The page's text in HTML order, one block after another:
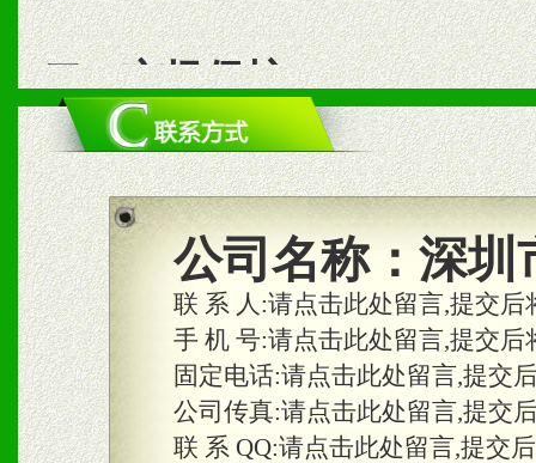
二、市场保护
1、统一市场价格；建立全
商利润。
2、区域独家经营；建立区
合作关系。
三、物料及媒体
1、免费提供体验及宣传彩
公司名称： 深圳
联 系 人:请点击此处留言,提交
手 机 号:请点击此处留言,提交
固定电话:请点击此处留言,提交
公司传真:请点击此处留言,提交
联 系 QQ:请点击此处留言,提交